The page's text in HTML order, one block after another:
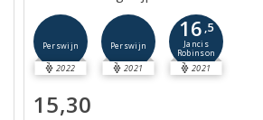
Perswijn
2022
Perswijn
2021
16 ,5
Jancis
Robinson
2021
15,30